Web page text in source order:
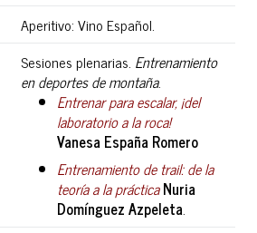
Aperitivo: Vino Español.
Sesiones plenarias. Entrenamiento
en deportes de montaña.
Entrenar para escalar, ¡del
laboratorio a la roca!
Vanesa España Romero
Entrenamiento de trail: de la
teoría a la prácticaNuria
Domínguez Azpeleta.